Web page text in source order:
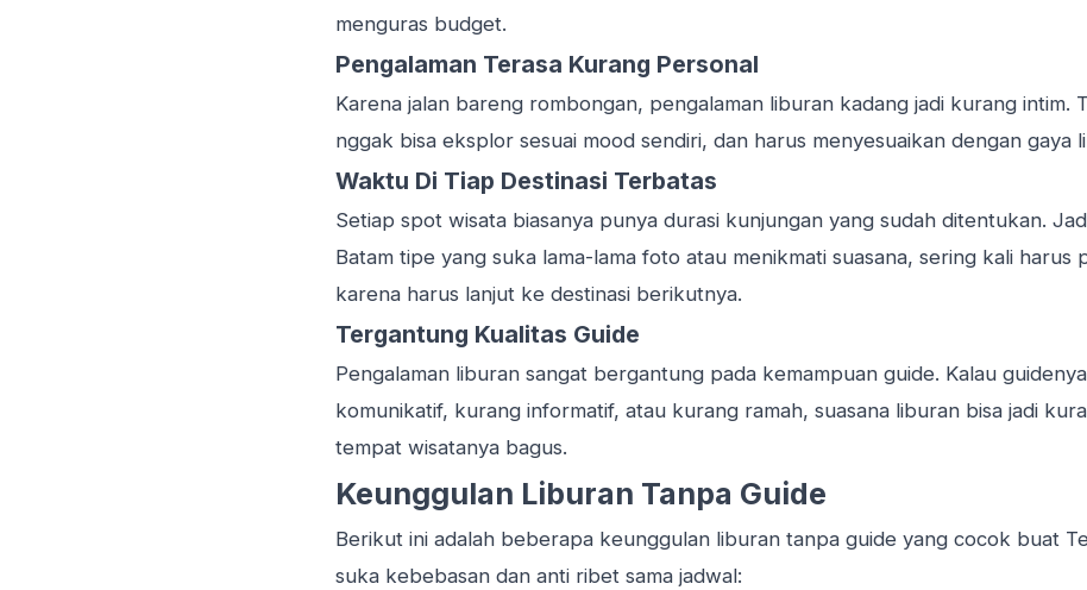
menguras budget.
Pengalaman Terasa Kurang Personal
Karena jalan bareng rombongan, pengalaman liburan kadang jadi kurang intim.
nggak bisa eksplor sesuai mood sendiri, dan harus menyesuaikan dengan gaya
Waktu Di Tiap Destinasi Terbatas
Setiap spot wisata biasanya punya durasi kunjungan yang sudah ditentukan.
Batam tipe yang suka lama-lama foto atau menikmati suasana, sering kali harus
karena harus lanjut ke destinasi berikutnya.
Tergantung Kualitas Guide
Pengalaman liburan sangat bergantung pada kemampuan guide. Kalau
komunikatif, kurang informatif, atau kurang ramah, suasana liburan bisa jadi
tempat wisatanya bagus.
Keunggulan Liburan Tanpa Guide
Berikut ini adalah beberapa keunggulan liburan tanpa guide yang cocok buat
suka kebebasan dan anti ribet sama jadwal: